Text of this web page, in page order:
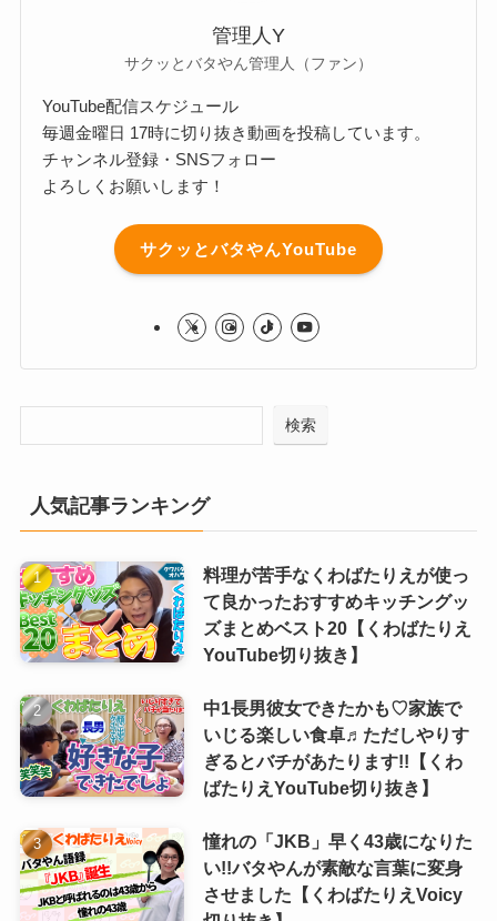
管理人Y
サクッとバタやん管理人（ファン）
YouTube配信スケジュール
毎週金曜日 17時に切り抜き動画を投稿しています。
チャンネル登録・SNSフォロー
よろしくお願いします！
サクッとバタやんYouTube
検索
人気記事ランキング
料理が苦手なくわばたりえが使っ
て良かったおすすめキッチングッ
ズまとめベスト20【くわばたりえ
YouTube切り抜き】
中1長男彼女できたかも♡家族で
いじる楽しい食卓♬ただしやりす
ぎるとバチがあたります!!【くわ
ばたりえYouTube切り抜き】
憧れの「JKB」早く43歳になりた
い!!バタやんが素敵な言葉に変身
させました【くわばたりえVoicy